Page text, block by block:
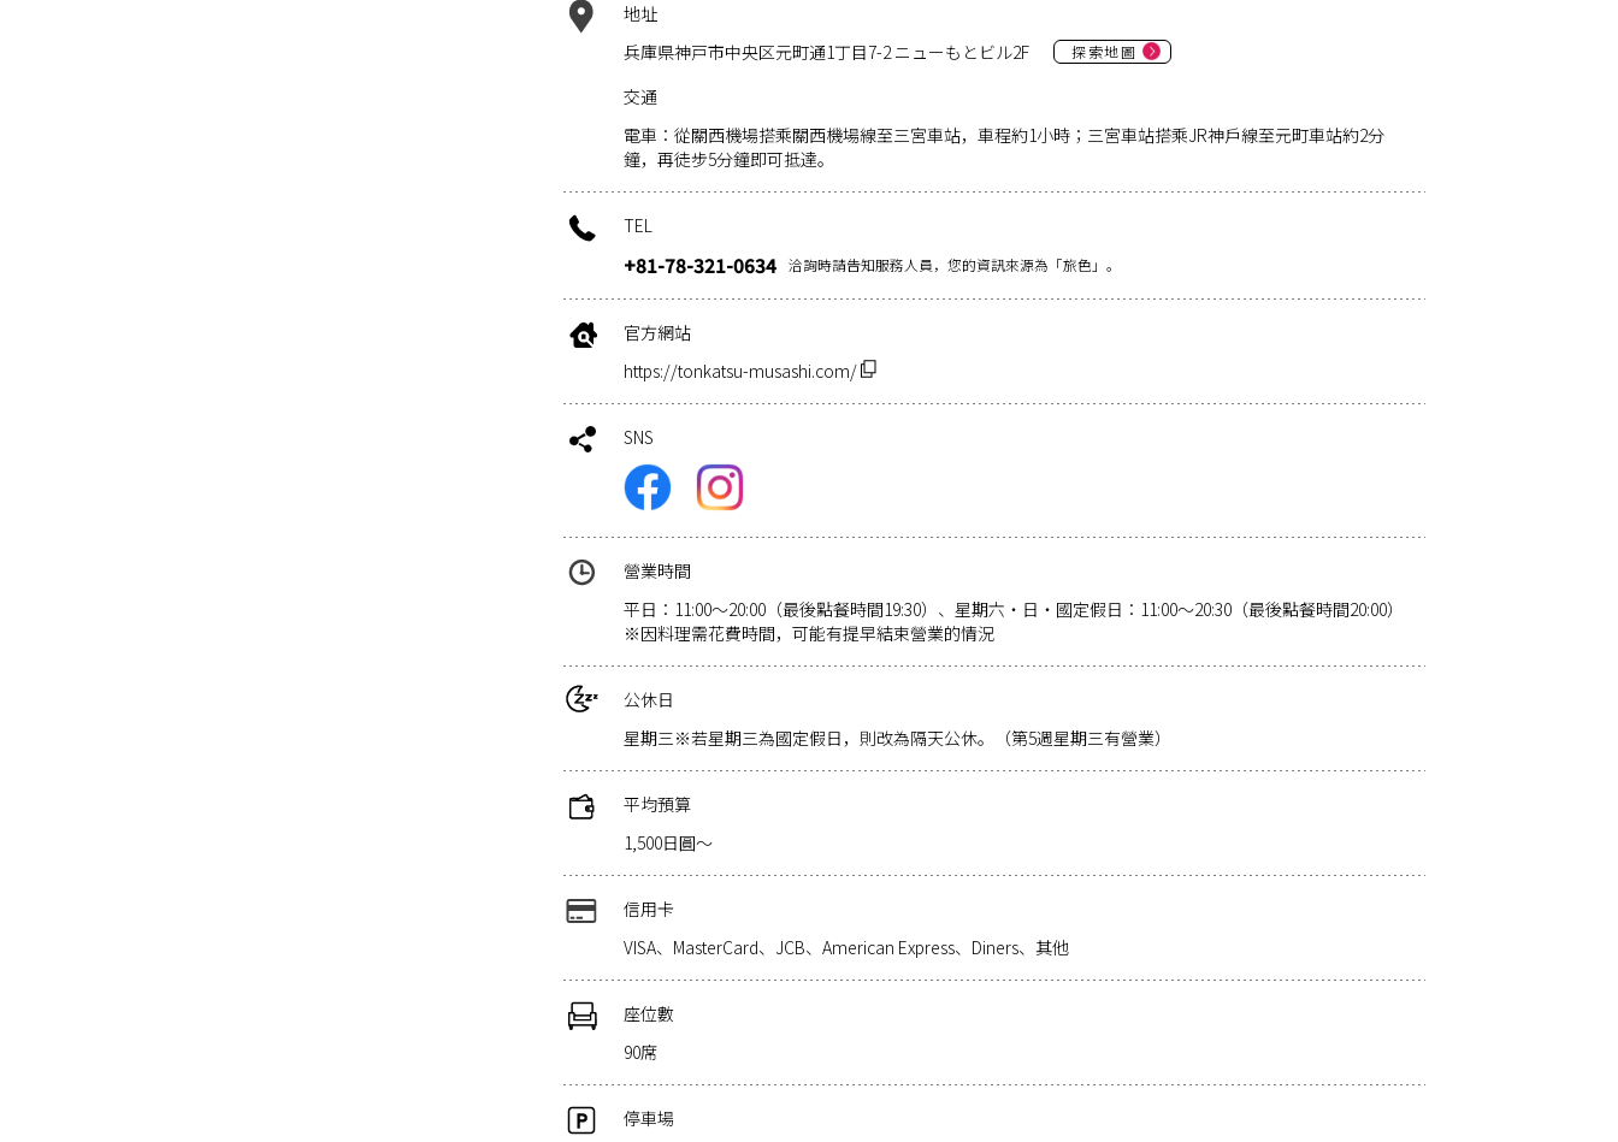
地址
兵庫県神戸市中央区元町通1丁目7-2 ニューもとビル2F
探索地圖
交通
電車：從關西機場搭乘關西機場線至三宮車站，車程約1小時；三宮車站搭乘JR神戶線至元町車站約2分
鐘，再徒步5分鐘即可抵達。
TEL
+81-78-321-0634 洽詢時請告知服務人員，您的資訊來源為「旅色」。
官方網站
https://tonkatsu-musashi.com/
SNS
營業時間
平日：11:00～20:00（最後點餐時間19:30）、星期六・日・國定假日：11:00～20:30（最後點餐時間20:00）
※因料理需花費時間，可能有提早結束營業的情況
公休日
星期三※若星期三為國定假日，則改為隔天公休。（第5週星期三有營業）
平均預算
1,500日圓～
信用卡
VISA、MasterCard、JCB、American Express、Diners、其他
座位數
90席
停車場